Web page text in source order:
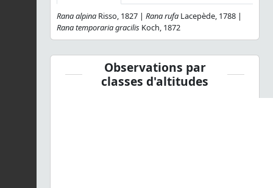
Rana alpina Risso, 1827 | Rana rufa Lacepède, 1788 |
Rana temporaria gracilis Koch, 1872
Observations par
classes d'altitudes